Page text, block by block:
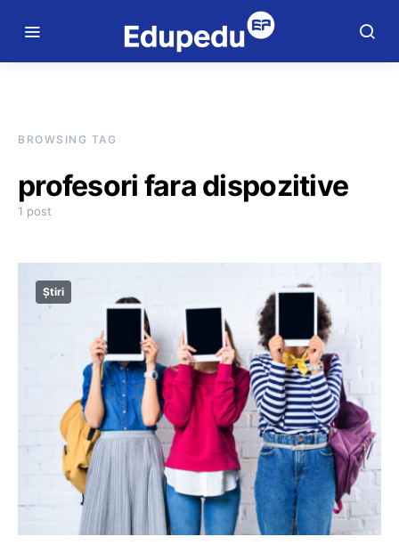
BROWSING TAG
profesori fara dispozitive
1 post
Știri